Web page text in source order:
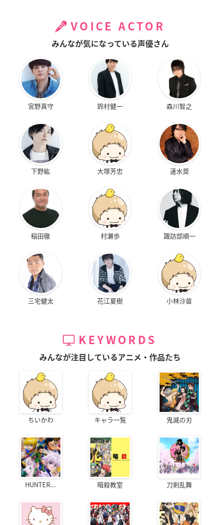
VOICE ACTOR
みんなが気になっている声優さん
宮野真守 鈴村健一 森川智之
下野紘 大塚芳忠 速水奨
稲田徹 村瀬歩 諏訪部順一
三宅健太 花江夏樹 小林沙苗
KEYWORDS
みんなが注目しているアニメ・作品たち
ちいかわ キャラ一覧 鬼滅の刃
HUNTER... 暗殺教室 刀剣乱舞